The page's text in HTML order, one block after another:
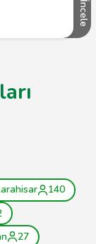
İncele
140
27